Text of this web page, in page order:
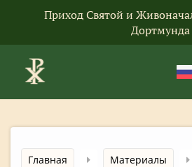
Приход Святой и
Дортмунда
Главная
Материалы